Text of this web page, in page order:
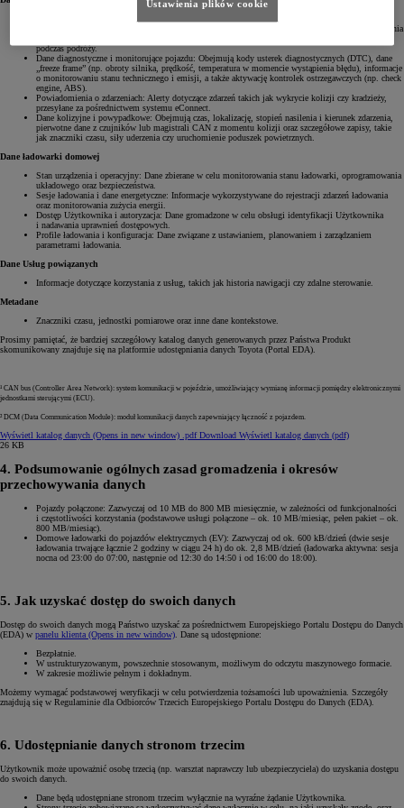
podróży, dystans oraz styl jazdy. Podsumowania z DCM² zawierają dane GPS, prędkość, czas trwania
podczas podróży.
Dane diagnostyczne i monitorujące pojazdu: Obejmują kody usterek diagnostycznych (DTC), dane
„freeze frame” (np. obroty silnika, prędkość, temperatura w momencie wystąpienia błędu), informacje
o monitorowaniu stanu technicznego i emisji, a także aktywację kontrolek ostrzegawczych (np. check
engine, ABS).
Powiadomienia o zdarzeniach: Alerty dotyczące zdarzeń takich jak wykrycie kolizji czy kradzieży,
przesyłane za pośrednictwem systemu eConnect.
Dane kolizyjne i powypadkowe: Obejmują czas, lokalizację, stopień nasilenia i kierunek zdarzenia,
pierwotne dane z czujników lub magistrali CAN z momentu kolizji oraz szczegółowe zapisy, takie
jak znaczniki czasu, siły uderzenia czy uruchomienie poduszek powietrznych.
Dane ładowarki domowej
Stan urządzenia i operacyjny: Dane zbierane w celu monitorowania stanu ładowarki, oprogramowania
układowego oraz bezpieczeństwa.
Sesje ładowania i dane energetyczne: Informacje wykorzystywane do rejestracji zdarzeń ładowania
oraz monitorowania zużycia energii.
Dostęp Użytkownika i autoryzacja: Dane gromadzone w celu obsługi identyfikacji Użytkownika
i nadawania uprawnień dostępowych.
Profile ładowania i konfiguracja: Dane związane z ustawianiem, planowaniem i zarządzaniem
parametrami ładowania.
Dane Usług powiązanych
Informacje dotyczące korzystania z usług, takich jak historia nawigacji czy zdalne sterowanie.
Metadane
Znaczniki czasu, jednostki pomiarowe oraz inne dane kontekstowe.
Prosimy pamiętać, że bardziej szczegółowy katalog danych generowanych przez Państwa Produkt
skomunikowany znajduje się na platformie udostępniania danych Toyota (Portal EDA).
¹ CAN bus (Controller Area Network): system komunikacji w pojeździe, umożliwiający wymianę informacji pomiędzy elektronicznymi
jednostkami sterującymi (ECU).
² DCM (Data Communication Module): moduł komunikacji danych zapewniający łączność z pojazdem.
Wyświetl katalog danych (Opens in new window) .pdfDownload Wyświetl katalog danych (pdf)
26 KB
4. Podsumowanie ogólnych zasad gromadzenia i okresów
przechowywania danych
Pojazdy połączone: Zazwyczaj od 10 MB do 800 MB miesięcznie, w zależności od funkcjonalności
i częstotliwości korzystania (podstawowe usługi połączone – ok. 10 MB/miesiąc, pełen pakiet – ok.
800 MB/miesiąc).
Domowe ładowarki do pojazdów elektrycznych (EV): Zazwyczaj od ok. 600 kB/dzień (dwie sesje
ładowania trwające łącznie 2 godziny w ciągu 24 h) do ok. 2,8 MB/dzień (ładowarka aktywna: sesja
nocna od 23:00 do 07:00, następnie od 12:30 do 14:50 i od 16:00 do 18:00).
5. Jak uzyskać dostęp do swoich danych
Dostęp do swoich danych mogą Państwo uzyskać za pośrednictwem Europejskiego Portalu Dostępu do Danych
(EDA) w panelu klienta (Opens in new window) . Dane są udostępnione:
Bezpłatnie.
W ustrukturyzowanym, powszechnie stosowanym, możliwym do odczytu maszynowego formacie.
W zakresie możliwie pełnym i dokładnym.
Możemy wymagać podstawowej weryfikacji w celu potwierdzenia tożsamości lub upoważnienia. Szczegóły
znajdują się w Regulaminie dla Odbiorców Trzecich Europejskiego Portalu Dostępu do Danych (EDA).
6. Udostępnianie danych stronom trzecim
Użytkownik może upoważnić osobę trzecią (np. warsztat naprawczy lub ubezpieczyciela) do uzyskania dostępu
do swoich danych.
Dane będą udostępniane stronom trzecim wyłącznie na wyraźne żądanie Użytkownika.
Ustawienia plików cookie